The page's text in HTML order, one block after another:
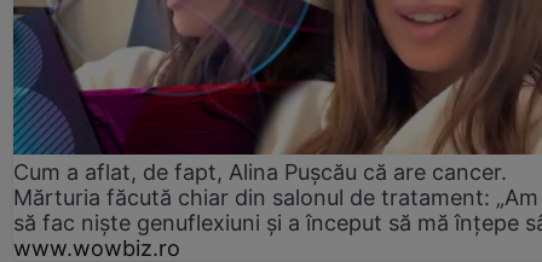
Cum a aflat, de fapt, Alina Pușcău că are cancer.
Mărturia făcută chiar din salonul de tratament:
să fac niște genuflexiuni și a început să mă înțepe
www.wowbiz.ro